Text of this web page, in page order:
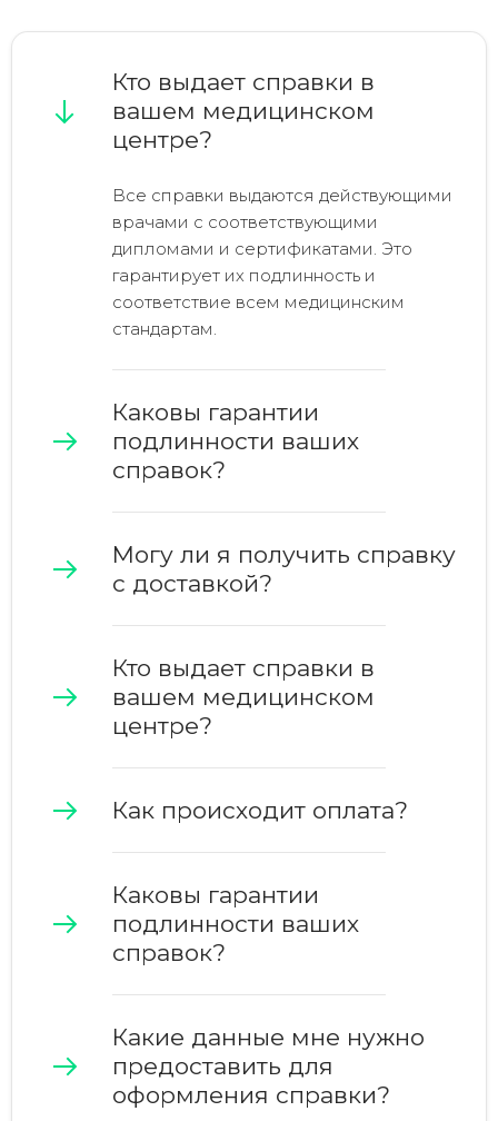
Кто выдает справки в
вашем медицинском
центре?
Все справки выдаются действующими
врачами с соответствующими
дипломами и сертификатами. Это
гарантирует их подлинность и
соответствие всем медицинским
стандартам.
Каковы гарантии
подлинности ваших
справок?
Могу ли я получить справку
с доставкой?
Кто выдает справки в
вашем медицинском
центре?
Как происходит оплата?
Каковы гарантии
подлинности ваших
справок?
Какие данные мне нужно
предоставить для
оформления справки?